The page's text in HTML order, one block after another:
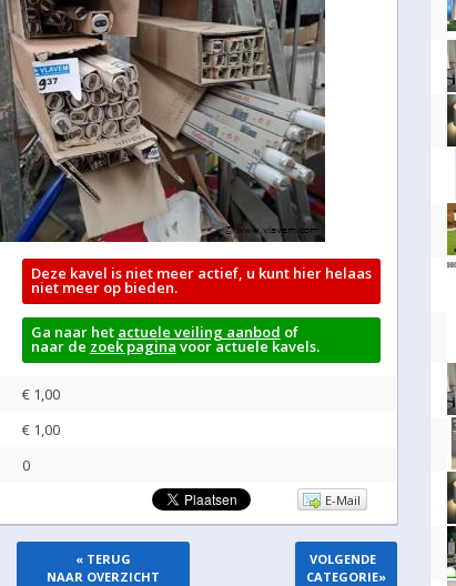
Deze kavel is niet meer actief, u kunt hier helaas
niet meer op bieden.
Ga naar het actuele veiling aanbod of
naar de zoek paginavoor actuele kavels.
€ 1,00
€ 1,00
0
E-Mail
« TERUG
NAAR OVERZICHT
VOLGENDE
CATEGORIE»